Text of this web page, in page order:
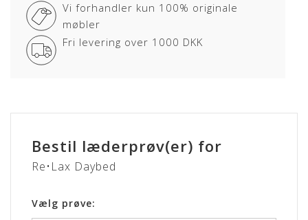
Vi forhandler kun 100% originale
møbler
Fri levering over 1000 DKK
Bestil læderprøv(er) for
Re•Lax Daybed
Vælg prøve: